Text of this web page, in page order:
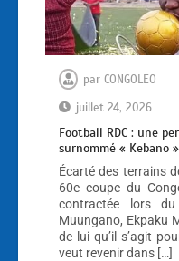
par CONGOLEO
juillet 24, 2026
Football RDC : une
surnommé « Kebano
Écarté des terrains
60e coupe du
contractée lors
Muungano, Ekpaku
de lui qu’il s’agit
veut revenir dans […]